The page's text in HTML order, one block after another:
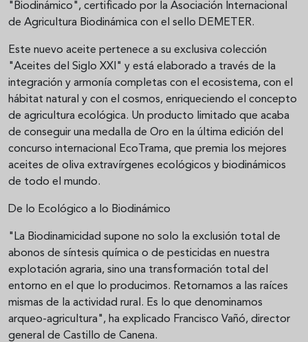
"Biodinámico", certificado por la Asociación Internacional
de Agricultura Biodinámica con el sello DEMETER.
Este nuevo aceite pertenece a su exclusiva colección
"Aceites del Siglo XXI" y está elaborado a través de la
integración y armonía completas con el ecosistema, con el
hábitat natural y con el cosmos, enriqueciendo el concepto
de agricultura ecológica. Un producto limitado que acaba
de conseguir una medalla de Oro en la última edición del
concurso internacional EcoTrama, que premia los mejores
aceites de oliva extravírgenes ecológicos y biodinámicos
de todo el mundo.
De lo Ecológico a lo Biodinámico
"La Biodinamicidad supone no solo la exclusión total de
abonos de síntesis química o de pesticidas en nuestra
explotación agraria, sino una transformación total del
entorno en el que lo producimos. Retornamos a las raíces
mismas de la actividad rural. Es lo que denominamos
arqueo-agricultura", ha explicado Francisco Vañó, director
general de Castillo de Canena.